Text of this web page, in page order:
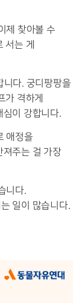
제 찾아볼 수
서는 게
니다. 궁디팡팡을
가 격하게
심이 강합니다.
애정을
져주는 걸 가장
니다.
일이 많습니다.